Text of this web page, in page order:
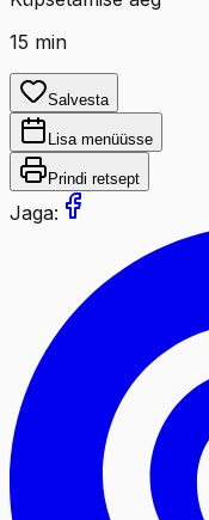
15 min
Salvesta
Lisa menüüsse
Prindi retsept
Jaga: